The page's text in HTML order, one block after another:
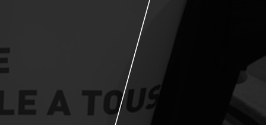
LOGEMENT
NOTRE HOMMAGE